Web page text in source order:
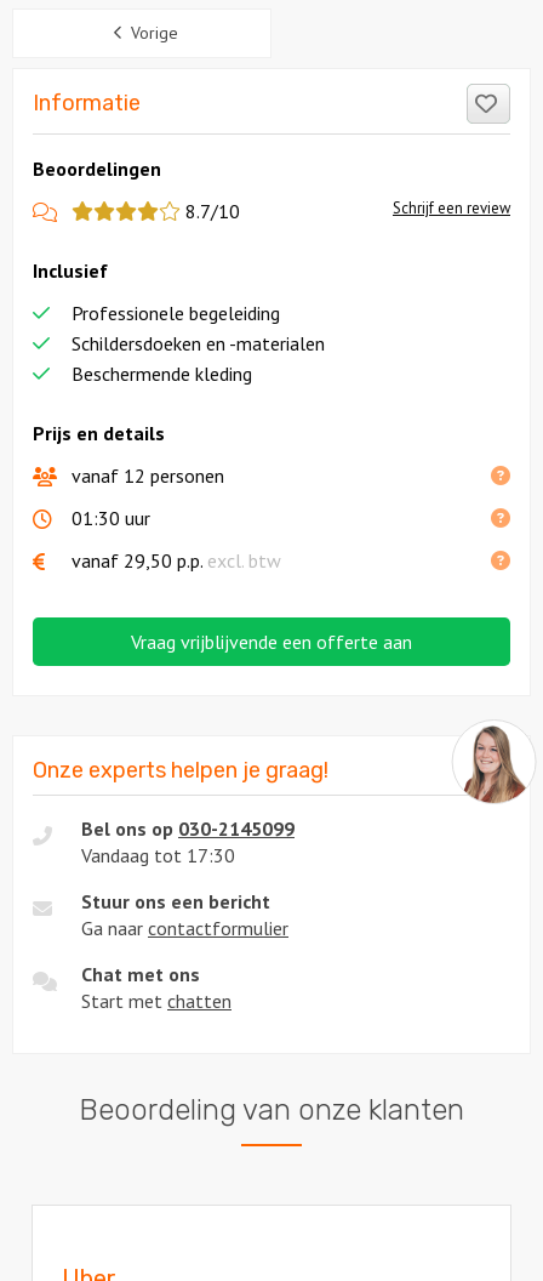
Vorige
Informatie
Beoordelingen
View
reviews
8.7/10 Schrijf een review
Prijs en details
vanaf 12 personen
01:30 uur
vanaf 29,50 p.p. excl. btw
Inclusief
Professionele begeleiding
Schildersdoeken en -materialen
Beschermende kleding
Vraag vrijblijvende een offerte aan
Onze experts helpen je graag!
Bel ons op 030-2145099
Vandaag tot 17:30
Stuur ons een bericht
Ga naar contactformulier
Chat met ons
Start met chatten
Beoordeling van onze klanten